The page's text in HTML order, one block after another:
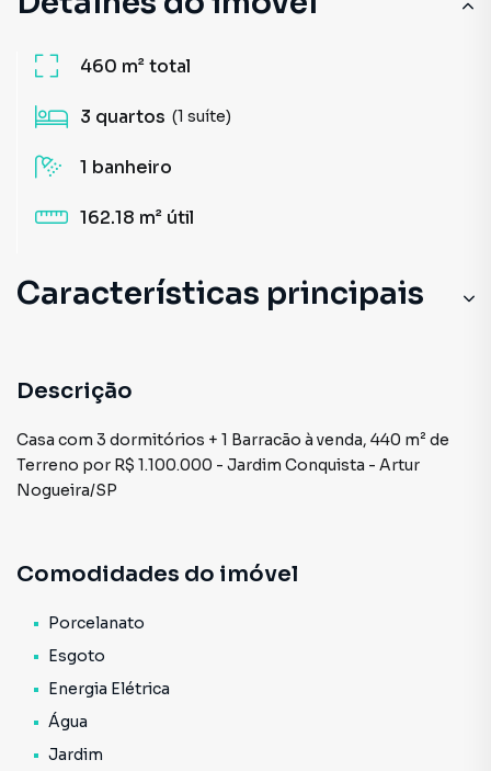
460 m²total
3 quartos (1 suíte)
1 banheiro
162.18 m² útil
Características principais
Descrição
Casa com 3 dormitórios + 1 Barracão à venda, 440 m² de
Terreno por R$ 1.100.000 - Jardim Conquista - Artur
Nogueira/SP
Comodidades do imóvel
Porcelanato
Esgoto
Energia Elétrica
Água
Jardim